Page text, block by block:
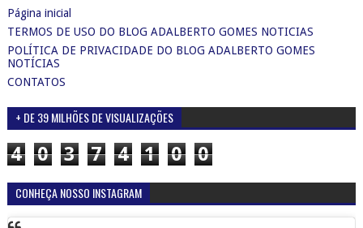
Página inicial
TERMOS DE USO DO BLOG ADALBERTO GOMES NOTICIAS
POLÍTICA DE PRIVACIDADE DO BLOG ADALBERTO GOMES
NOTÍCIAS
CONTATOS
+ DE 39 MILHÕES DE VISUALIZAÇÕES
4 0 3 7 4 1 0 0
CONHEÇA NOSSO INSTAGRAM